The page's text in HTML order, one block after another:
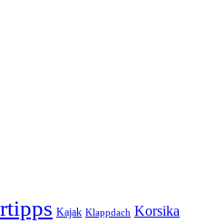
Kajak Klappdach Korsika